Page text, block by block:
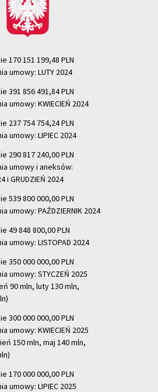
170 151 199,48 PLN
umowy: LUTY 2024
391 856 491,84 PLN
umowy: KWIECIEŃ 2024
237 754 754,24 PLN
umowy: LIPIEC 2024
290 817 240,00 PLN
umowy i aneksów:
i GRUDZIEŃ 2024
539 800 000,00 PLN
umowy: PAŹDZIERNIK 2024
49 848 800,00 PLN
umowy: LISTOPAD 2024
350 000 000,00 PLN
umowy: STYCZEŃ 2025
90 mln, luty 130 mln,
300 000 000,00 PLN
umowy: KWIECIEŃ 2025
150 mln, maj 140 mln,
170 000 000,00 PLN
umowy: LIPIEC 2025